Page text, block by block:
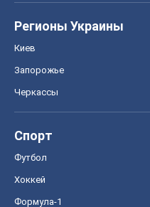
Регионы Украины
Киев
Запорожье
Черкассы
Спорт
Футбол
Хоккей
Формула-1